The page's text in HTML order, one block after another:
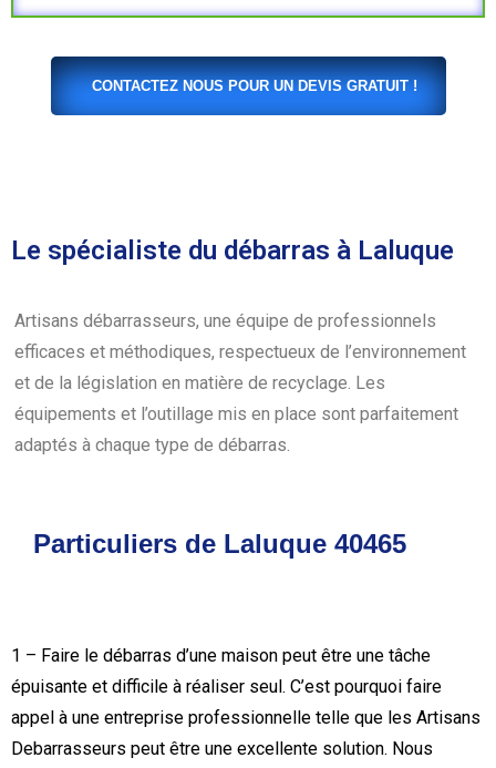
CONTACTEZ NOUS POUR UN DEVIS GRATUIT !
Le spécialiste du débarras à Laluque
Artisans débarrasseurs, une équipe de professionnels
efficaces et méthodiques, respectueux de l’environnement
et de la législation en matière de recyclage. Les
équipements et l’outillage mis en place sont parfaitement
adaptés à chaque type de débarras.
Particuliers de Laluque 40465
1 – Faire le débarras d’une maison peut être une tâche
épuisante et difficile à réaliser seul. C’est pourquoi faire
appel à une entreprise professionnelle telle que les Artisans
Debarrasseurs peut être une excellente solution. Nous